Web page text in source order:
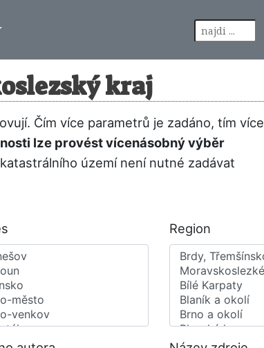
kraj
Čím více parametrů je zadáno, tím více
lze provést vícenásobný výběr
území není nutné zadávat
Region